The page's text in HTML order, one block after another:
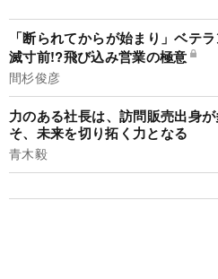
「断られてからが始まり」ベテ
滅寸前!?飛び込み営業の極意
間杉俊彦
力のある社長は、訪問販売出身
そ、未来を切り拓く力となる
青木毅